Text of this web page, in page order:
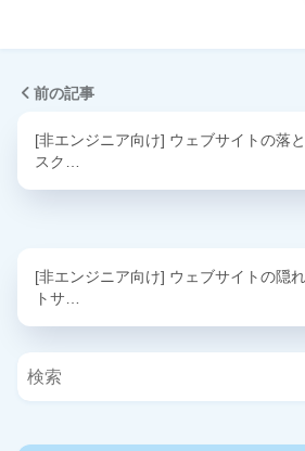
前の記事
[非エンジニア向け] ウェブサイトの落
スク…
[非エンジニア向け] ウェブサイトの隠
トサ…